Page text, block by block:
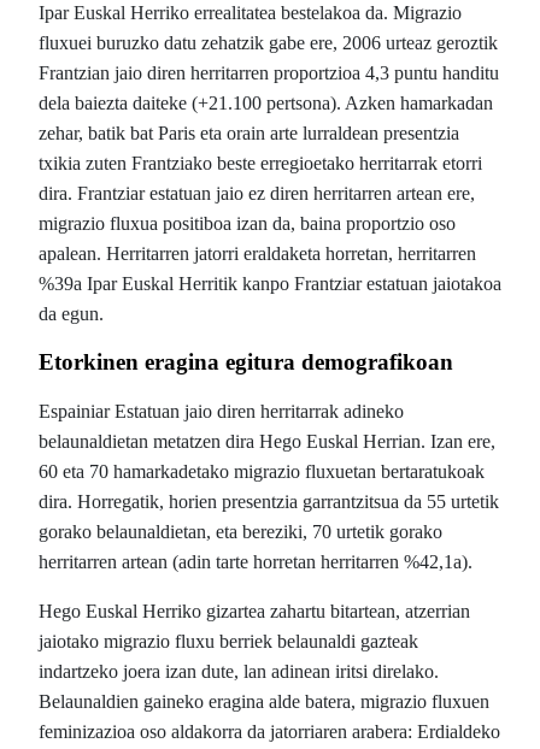
Ipar Euskal Herriko errealitatea bestelakoa da. Migrazio
fluxuei buruzko datu zehatzik gabe ere, 2006 urteaz geroztik
Frantzian jaio diren herritarren proportzioa 4,3 puntu handitu
dela baiezta daiteke (+21.100 pertsona). Azken hamarkadan
zehar, batik bat Paris eta orain arte lurraldean presentzia
txikia zuten Frantziako beste erregioetako herritarrak etorri
dira. Frantziar estatuan jaio ez diren herritarren artean ere,
migrazio fluxua positiboa izan da, baina proportzio oso
apalean. Herritarren jatorri eraldaketa horretan, herritarren
%39a Ipar Euskal Herritik kanpo Frantziar estatuan jaiotakoa
da egun.
Etorkinen eragina egitura demografikoan
Espainiar Estatuan jaio diren herritarrak adineko
belaunaldietan metatzen dira Hego Euskal Herrian. Izan ere,
60 eta 70 hamarkadetako migrazio fluxuetan bertaratukoak
dira. Horregatik, horien presentzia garrantzitsua da 55 urtetik
gorako belaunaldietan, eta bereziki, 70 urtetik gorako
herritarren artean (adin tarte horretan herritarren %42,1a).
Hego Euskal Herriko gizartea zahartu bitartean, atzerrian
jaiotako migrazio fluxu berriek belaunaldi gazteak
indartzeko joera izan dute, lan adinean iritsi direlako.
Belaunaldien gaineko eragina alde batera, migrazio fluxuen
feminizazioa oso aldakorra da jatorriaren arabera: Erdialdeko